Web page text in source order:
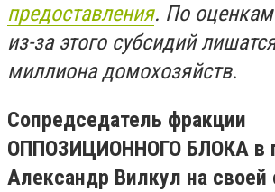
предоставления. По оценкам
из-за этого субсидий
миллиона домохозяйств.
Сопредседатель фракции
ОППОЗИЦИОННОГО БЛОКА в
Александр Вилкул на своей